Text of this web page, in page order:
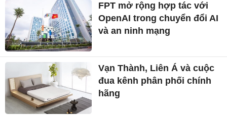
FPT mở rộng hợp tác với
OpenAI trong chuyển đổi AI
và an ninh mạng
Vạn Thành, Liên Á và cuộc
đua kênh phân phối chính
hãng